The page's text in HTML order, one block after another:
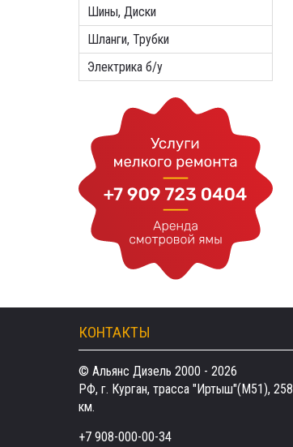
Шины, Диски
Шланги, Трубки
Электрика б/у
КОНТАКТЫ
© Альянс Дизель 2000 - 2026
РФ, г. Курган, трасса "Иртыш"(М51), 258
км.
+7 908-000-00-34